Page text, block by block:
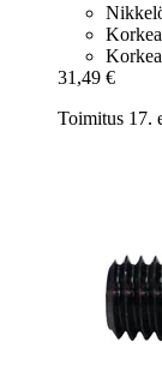
31,49 €
Toimitus 17.